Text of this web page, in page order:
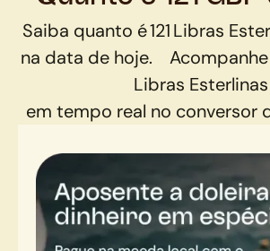
Saiba quanto é121Libras
na data de hoje.
Libras Esterlinas
em tempo real no conversor